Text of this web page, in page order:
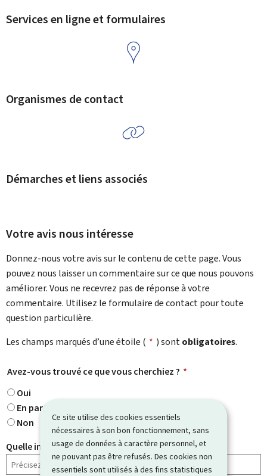
Ce site utilise des cookies essentiels
nécessaires à son bon fonctionnement, sans
usage de données à caractère personnel, et
ne pouvant pas être refusés. Des cookies non
essentiels sont utilisés à des fins statistiques
Services en ligne et formulaires
Organismes de contact
Démarches et liens associés
Votre avis nous intéresse
Donnez-nous votre avis sur le contenu de cette page. Vous
pouvez nous laisser un commentaire sur ce que nous pouvons
améliorer. Vous ne recevrez pas de réponse à votre
commentaire. Utilisez le formulaire de contact pour toute
question particulière.
Les champs marqués d’une étoile ( * ) sontobligatoires.
Avez-vous trouvé ce que vous cherchiez ? *
Oui
En partie
Non
Quelle information cherchiez-vous ?